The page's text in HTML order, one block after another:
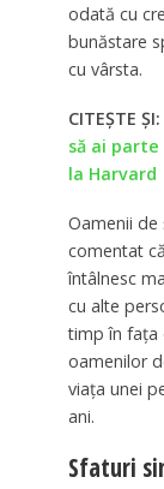
odată cu
bunăstare
cu vârsta.
CITEȘTE ȘI:
să ai
la Harvard
Oamenii de
comentat
întâlnesc
cu alte
timp în fața
oamenilor
viața unei
ani.
Sfaturi